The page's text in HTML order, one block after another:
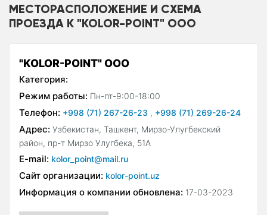
МЕСТОРАСПОЛОЖЕНИЕ И СХЕМА
ПРОЕЗДА К "KOLOR-POINT" ООО
"KOLOR-POINT" ООО
Категория:
Режим работы: Пн-пт-9:00-18:00
Телефон: +998 (71) 267-26-23 , +998 (71) 269-26-24
Адрес: Узбекистан, Ташкент, Мирзо-Улугбекский
район, пр-т Мирзо Улугбека, 51А
E-mail: kolor_point@mail.ru
Сайт организации: kolor-point.uz
Информация о компании обновлена: 17-03-2023